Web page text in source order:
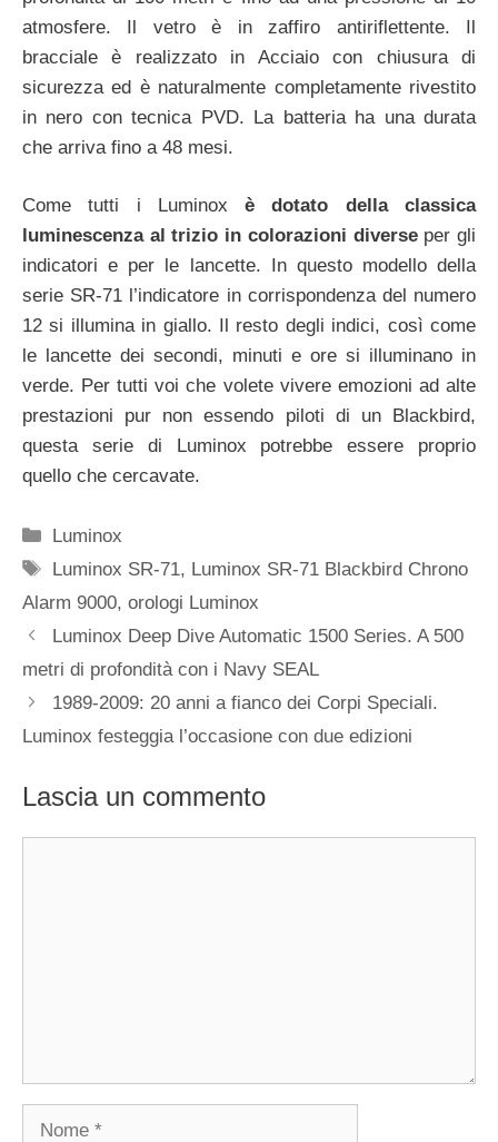
atmosfere. Il vetro è in zaffiro antiriflettente. Il
bracciale è realizzato in Acciaio con chiusura di
sicurezza ed è naturalmente completamente rivestito
in nero con tecnica PVD. La batteria ha una durata
che arriva fino a 48 mesi.
Come tutti i Luminoxè dotato della classica
luminescenza al trizio in colorazioni diverseper gli
indicatori e per le lancette. In questo modello della
serie SR-71 l’indicatore in corrispondenza del numero
12 si illumina in giallo. Il resto degli indici, così come
le lancette dei secondi, minuti e ore si illuminano in
verde. Per tutti voi che volete vivere emozioni ad alte
prestazioni pur non essendo piloti di un Blackbird,
questa serie di Luminox potrebbe essere proprio
quello che cercavate.
Categorie
Luminox
Tag
Luminox SR-71, Luminox SR-71 Blackbird Chrono
Alarm 9000, orologi Luminox
Navigazione
articolo
Luminox Deep Dive Automatic 1500 Series. A 500
metri di profondità con i Navy SEAL
1989-2009: 20 anni a fianco dei Corpi Speciali.
Luminox festeggia l’occasione con due edizioni
Lascia un commento
Nome